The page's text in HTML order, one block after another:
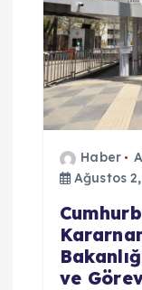
Haber
Ağustos
ve